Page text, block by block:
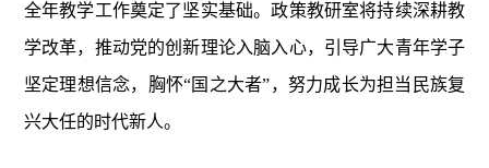
全年教学工作奠定了坚实基础。政策教研室将持续深耕教
学改革，推动党的创新理论入脑入心，引导广大青年学子
坚定理想信念，胸怀“国之大者”，努力成长为担当民族复
兴大任的时代新人。